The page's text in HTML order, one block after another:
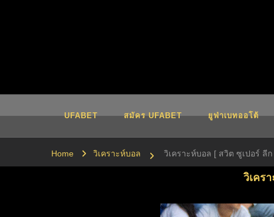
UFABET สมัคร UFABET ยูฟ่าเบทออโต้
Home วิเคราะห์บอล วิเคราะห์บอล [ สวิต ซูเปอร์ ลี
วิเคร